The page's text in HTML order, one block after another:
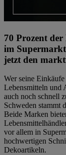
70 Prozent
im
jetzt den
Wer seine
Lebensmitteln und
auch noch schnell
Schweden stammt
Beide Marken
vor allem in
hochwertigen
Dekoartikeln.